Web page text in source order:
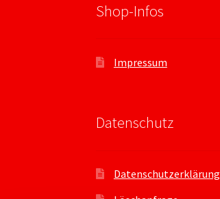
Shop-Infos
Impressum
Datenschutz
Datenschutzerklärung